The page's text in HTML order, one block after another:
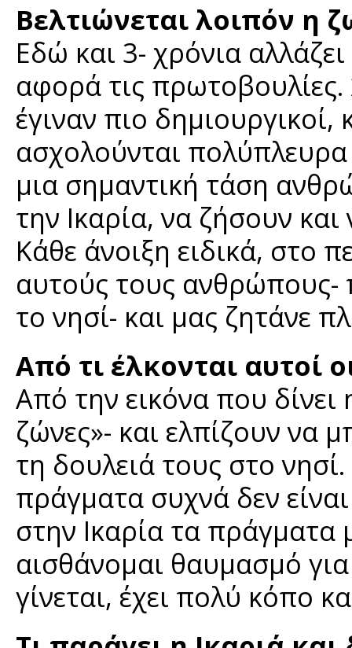
Βελτιώνεται λοιπόν η
Εδώ και 3- χρόνια
αφορά τις
έγιναν πιο
ασχολούνται πολύπλευρα
μια σημαντική τάση
την Ικαρία, να ζήσουν
Κάθε άνοιξη ειδικά, στο
αυτούς τους ανθρώπους-
το νησί- και μας ζητάνε
Από τι έλκονται αυτοί
Από την εικόνα που δίνει
ζώνες»- και ελπίζουν να
τη δουλειά τους στο
πράγματα συχνά δεν
στην Ικαρία τα
αισθάνομαι θαυμασμό
γίνεται, έχει πολύ κόπο